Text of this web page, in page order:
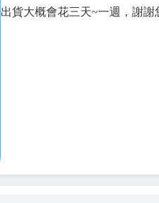
出貨大概會花三天~一週，謝謝